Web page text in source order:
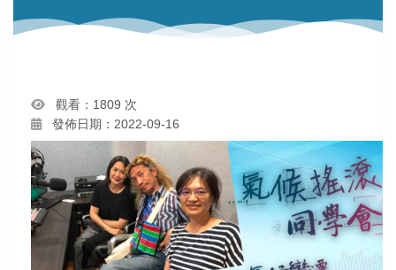
觀看：1809 次
發佈日期：2022-09-16